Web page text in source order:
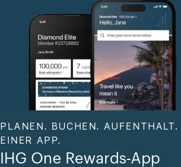
PLANEN. BUCHEN.
EINER APP.
IHG One Rewards-App